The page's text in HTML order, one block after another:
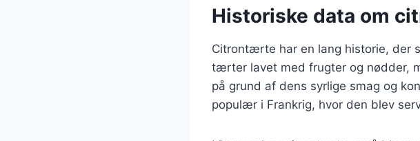
Historiske data om
Citrontærte har en lang historie, der
tærter lavet med frugter og nødder,
på grund af dens syrlige smag og
populær i Frankrig, hvor den blev